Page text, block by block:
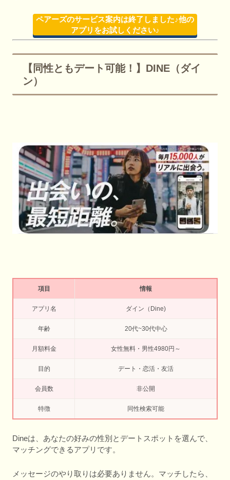
ペアーズのサービス案内は終了しました♪他の
アプリをお試しください♪
【同性ともデート可能！】DINE（ダイ
ン）
項目 情報
アプリ名 ダイン（Dine)
年齢 20代~30代中心
月額料金 女性無料・男性4980円～
目的 デート・恋活・友活
会員数 非公開
特徴 同性検索可能
Dineは、あなたの好みの性別とデートスポットを選んで、
マッチングできるアプリです。
メッセージのやり取りは必要ありません。マッチしたら、